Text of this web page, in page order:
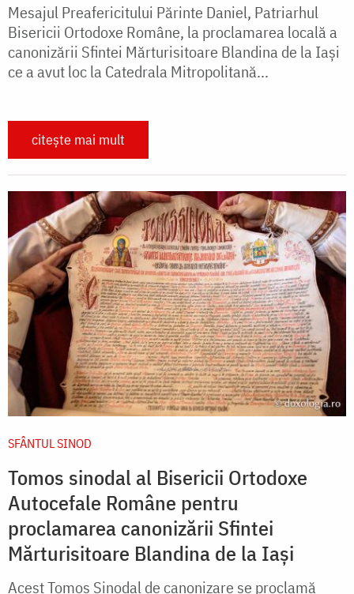
Mesajul Preafericitului Părinte Daniel, Patriarhul
Bisericii Ortodoxe Române, la proclamarea locală a
canonizării Sfintei Mărturisitoare Blandina de la Iași
ce a avut loc la Catedrala Mitropolitană...
citește mai mult
SFÂNTUL SINOD
Tomos sinodal al Bisericii Ortodoxe
Autocefale Române pentru
proclamarea canonizării Sfintei
Mărturisitoare Blandina de la Iași
Acest Tomos Sinodal de canonizare se proclamă